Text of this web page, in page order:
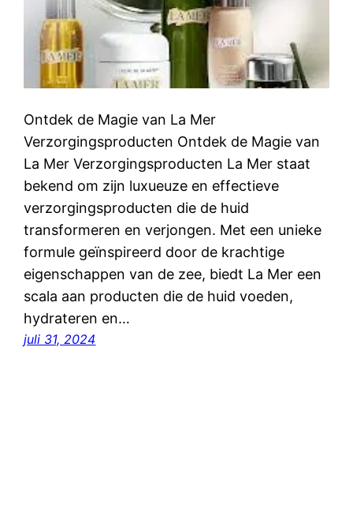
Ontdek de Magie van La Mer
Verzorgingsproducten Ontdek de Magie van
La Mer Verzorgingsproducten La Mer staat
bekend om zijn luxueuze en effectieve
verzorgingsproducten die de huid
transformeren en verjongen. Met een unieke
formule geïnspireerd door de krachtige
eigenschappen van de zee, biedt La Mer een
scala aan producten die de huid voeden,
hydrateren en…
juli 31, 2024